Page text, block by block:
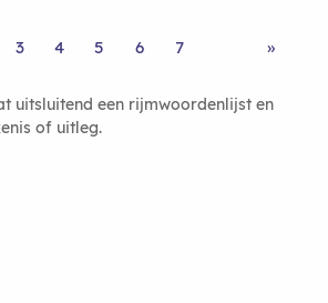
3 4 5 6 7 »
uitsluitend een rijmwoordenlijst en
of uitleg.